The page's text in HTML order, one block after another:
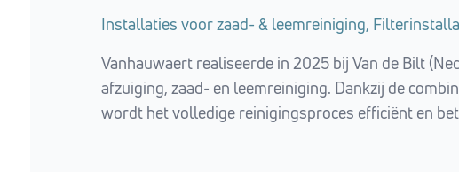
Installaties voor zaad- & leemreiniging,
Vanhauwaert realiseerde in 2025 bij Van de Bilt
afzuiging, zaad- en leemreiniging. Dankzij de
wordt het volledige reinigingsproces efficiënt en